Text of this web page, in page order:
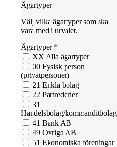
Ägartyper
Välj vilka ägartyper som ska
vara med i urvalet.
Ägartyper *
XX Alla ägartyper
00 Fysisk person
(privatpersoner)
21 Enkla bolag
22 Partrederier
31
Handelsbolag/kommanditbolag
41 Bank AB
49 Övriga AB
51 Ekonomiska föreningar